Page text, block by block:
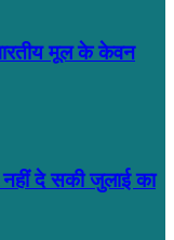
मूल के केवन
दे सकी जुलाई का